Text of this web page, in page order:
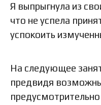
Я выпрыгнула из
что не успела
успокоить
На следующее
предвидя